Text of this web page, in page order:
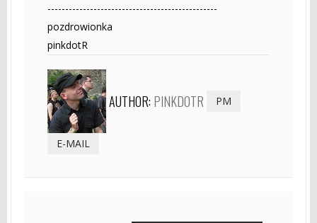
------------------------------------------------
pozdrowionka
pinkdotR
AUTHOR: PINKDOTR PM
E-MAIL